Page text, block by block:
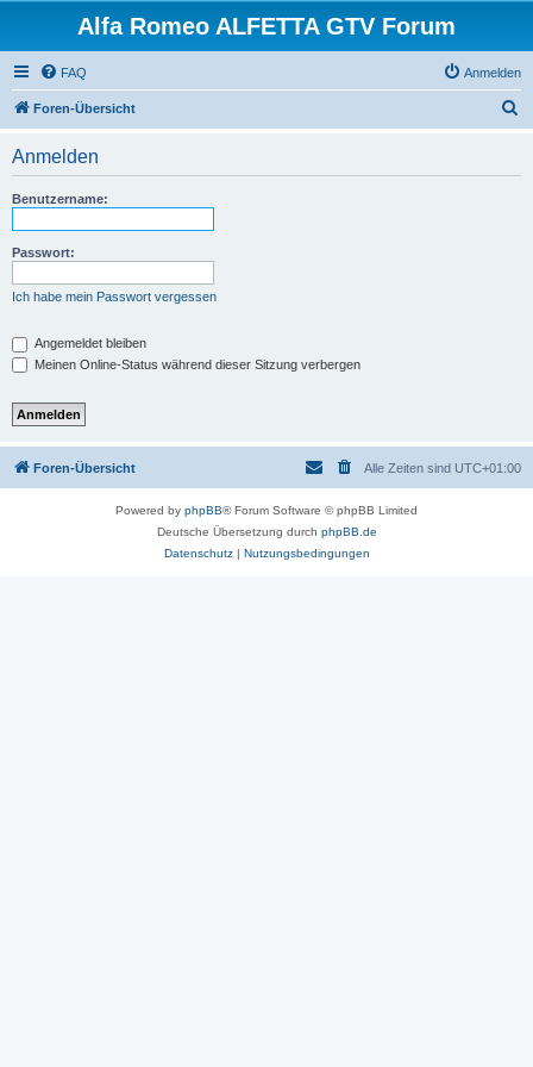
Alfa Romeo ALFETTA GTV Forum
FAQ Anmelden
Foren-Übersicht
Anmelden
Benutzername:
Passwort:
Ich habe mein Passwort vergessen
Angemeldet bleiben
Meinen Online-Status während dieser Sitzung verbergen
Foren-Übersicht Alle Zeiten sind UTC+01:00
Powered by phpBB® Forum Software © phpBB Limited
Deutsche Übersetzung durch phpBB.de
Datenschutz| Nutzungsbedingungen